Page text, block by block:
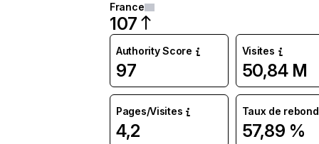
France
107
Authority Score
97
Visites
50,84 M
Pages/Visites
4,2
Taux de rebond
57,89 %